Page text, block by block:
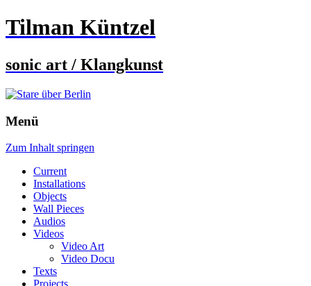
Tilman Küntzel
sonic art / Klangkunst
Menü
Zum Inhalt springen
Current
Installations
Objects
Wall Pieces
Audios
Videos
Video Art
Video Docu
Texts